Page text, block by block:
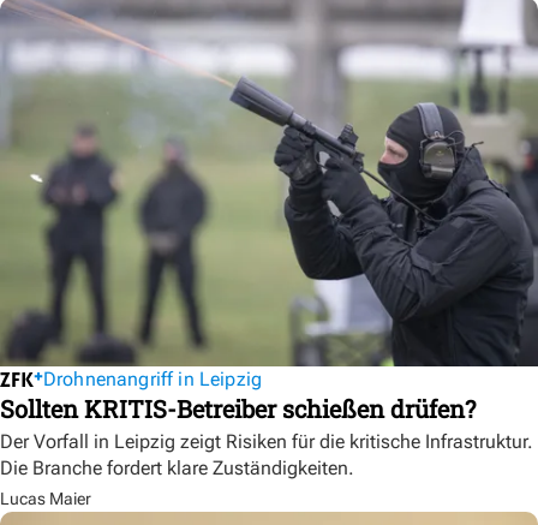
Drohnenangriff in Leipzig
Sollten KRITIS-Betreiber schießen drüfen?
Der Vorfall in Leipzig zeigt Risiken für die kritische Infrastruktur.
Die Branche fordert klare Zuständigkeiten.
Lucas Maier